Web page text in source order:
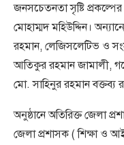
জনসচেতনতা সৃষ্টি
মোহাম্মদ মহিউদ্দিন।
রহমান, লেজিসলেটিভ ও
আতিকুর রহমান জামালী,
মো. সাহিনুর রহমান বক্তব্য
অনুষ্ঠানে অতিরিক্ত জেলা
জেলা প্রশাসক ( শিক্ষা ও